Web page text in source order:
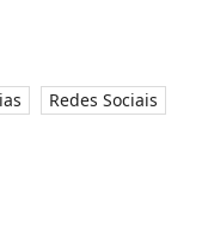
Redes Sociais